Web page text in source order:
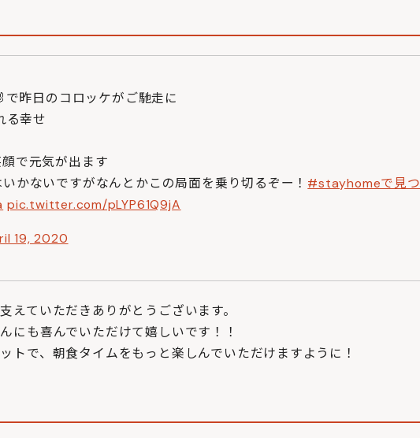
昨日のコロッケがご馳走に
る幸せ
で元気が出ます
かないですがなんとかこの局面を乗り切るぞー！ #stayhomeで見つ
pic.twitter.com/pLYP61Q9jA
19, 2020
えていただきありがとうございます。
にも喜んでいただけて嬉しいです！！
トで、朝食タイムをもっと楽しんでいただけますように！